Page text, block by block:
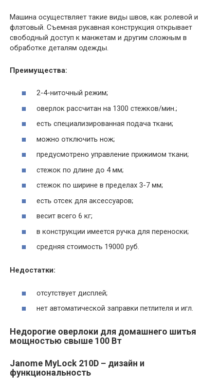
Машина осуществляет такие виды швов, как ролевой и
флэтовый. Съемная рукавная конструкция открывает
свободный доступ к манжетам и другим сложным в
обработке деталям одежды.
Преимущества:
2-4-ниточный режим;
оверлок рассчитан на 1300 стежков/мин.;
есть специализированная подача ткани;
можно отключить нож;
предусмотрено управление прижимом ткани;
стежок по длине до 4 мм;
стежок по ширине в пределах 3-7 мм;
есть отсек для аксессуаров;
весит всего 6 кг;
в конструкции имеется ручка для переноски;
средняя стоимость 19000 руб.
Недостатки:
отсутствует дисплей;
нет автоматической заправки петлителя и игл.
Недорогие оверлоки для домашнего шитья
мощностью свыше 100 Вт
Janome MyLock 210D – дизайн и
функциональность